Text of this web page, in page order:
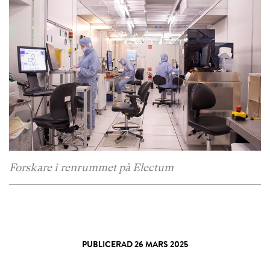
Forskare i renrummet på Electum
PUBLICERAD 26 MARS 2025